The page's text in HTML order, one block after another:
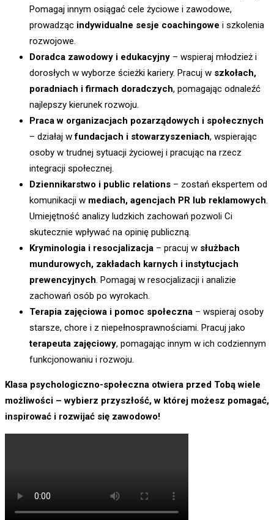
Pomagaj innym osiągać cele życiowe i zawodowe,
prowadząc indywidualne sesje coachingowe i szkolenia
rozwojowe.
Doradca zawodowy i edukacyjny – wspieraj młodzież i
dorosłych w wyborze ścieżki kariery. Pracuj w szkołach,
poradniach i firmach doradczych, pomagając odnaleźć
najlepszy kierunek rozwoju.
Praca w organizacjach pozarządowych i społecznych
– działaj wfundacjach i stowarzyszeniach, wspierając
osoby w trudnej sytuacji życiowej i pracując na rzecz
integracji społecznej.
Dziennikarstwo i public relations – zostań ekspertem od
komunikacji w mediach, agencjach PR lub reklamowych.
Umiejętność analizy ludzkich zachowań pozwoli Ci
skutecznie wpływać na opinię publiczną.
Kryminologia i resocjalizacja – pracuj w służbach
mundurowych, zakładach karnych i instytucjach
prewencyjnych. Pomagaj w resocjalizacji i analizie
zachowań osób po wyrokach.
Terapia zajęciowa i pomoc społeczna – wspieraj osoby
starsze, chore i z niepełnosprawnościami. Pracuj jako
terapeuta zajęciowy, pomagając innym w ich codziennym
funkcjonowaniu i rozwoju.
Klasa psychologiczno-społeczna otwiera przed Tobą wiele
możliwości – wybierz przyszłość, w której możesz pomagać,
inspirować i rozwijać się zawodowo!